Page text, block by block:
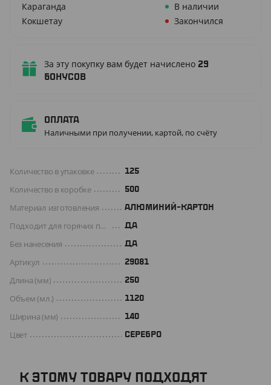
Караганда
В наличии
Кокшетау
Закончился
За эту покупку вам будет начислено 29
бонусов
Оплата
Наличными при получении, картой, по счёту
Количество в упаковке 125
Количество в коробке 500
Материал изготовления АЛЮМИНИЙ-КАРТОН
Подходит для горячих продуктов ДА
Без нанесения ДА
Артикул 29081
Длина (мм) 250
Объем (мл.) 1120
Ширина (мм) 140
Цвет СЕРЕБРО
К ЭТОМУ ТОВАРУ ПОДХОДЯТ